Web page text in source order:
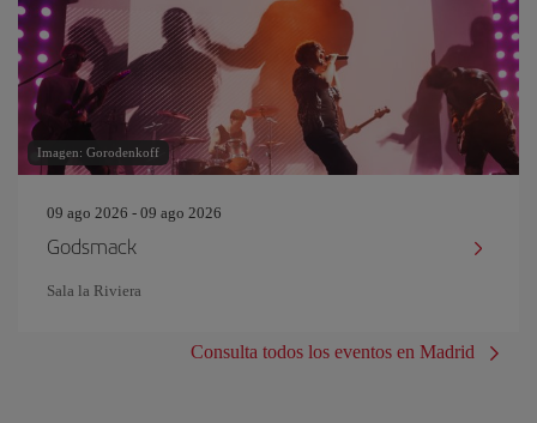
Imagen: Gorodenkoff
09 ago 2026 - 09 ago 2026
Godsmack
Sala la Riviera
Consulta todos los eventos en Madrid